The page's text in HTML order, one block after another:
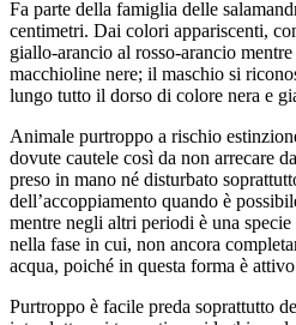
Fa parte della famiglia delle
centimetri. Dai colori appariscenti,
giallo-arancio al rosso-arancio
macchioline nere; il maschio si
lungo tutto il dorso di colore nera e
Animale purtroppo a rischio
dovute cautele così da non arrecare
preso in mano né disturbato
dell’accoppiamento quando è
mentre negli altri periodi è una
nella fase in cui, non ancora
acqua, poiché in questa forma è
Purtroppo è facile preda soprattutto